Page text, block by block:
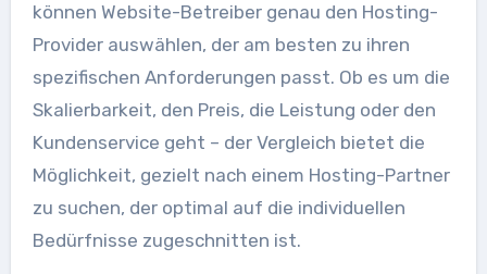
können Website-Betreiber genau den Hosting-
Provider auswählen, der am besten zu ihren
spezifischen Anforderungen passt. Ob es um die
Skalierbarkeit, den Preis, die Leistung oder den
Kundenservice geht – der Vergleich bietet die
Möglichkeit, gezielt nach einem Hosting-Partner
zu suchen, der optimal auf die individuellen
Bedürfnisse zugeschnitten ist.